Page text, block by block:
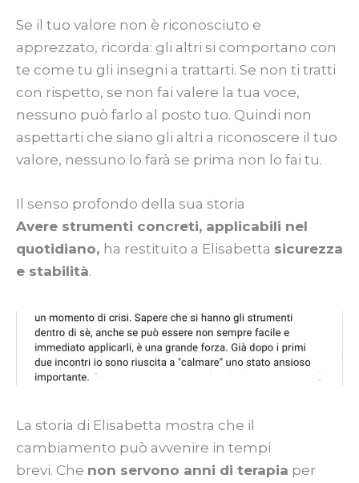
Se il tuo valore non è riconosciuto e
apprezzato, ricorda: gli altri si comportano con
te come tu gli insegni a trattarti. Se non ti tratti
con rispetto, se non fai valere la tua voce,
nessuno può farlo al posto tuo. Quindi non
aspettarti che siano gli altri a riconoscere il tuo
valore, nessuno lo farà se prima non lo fai tu.
Il senso profondo della sua storia
Avere strumenti concreti, applicabili nel
quotidiano, ha restituito a Elisabetta sicurezza
e stabilità.
La storia di Elisabetta mostra che il
cambiamento può avvenire in tempi
brevi. Che non servono anni di terapia per